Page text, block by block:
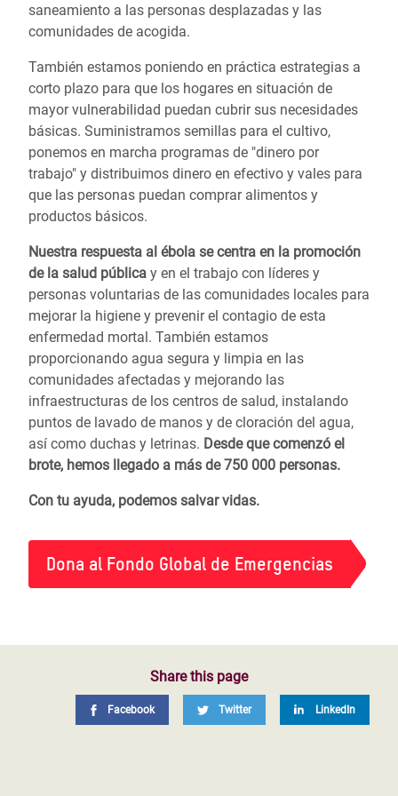
saneamiento a las personas desplazadas y las
comunidades de acogida.
También estamos poniendo en práctica estrategias a
corto plazo para que los hogares en situación de
mayor vulnerabilidad puedan cubrir sus necesidades
básicas. Suministramos semillas para el cultivo,
ponemos en marcha programas de "dinero por
trabajo" y distribuimos dinero en efectivo y vales para
que las personas puedan comprar alimentos y
productos básicos.
Nuestra respuesta al ébola se centra en la promoción
de la salud pública y en el trabajo con líderes y
personas voluntarias de las comunidades locales para
mejorar la higiene y prevenir el contagio de esta
enfermedad mortal. También estamos
proporcionando agua segura y limpia en las
comunidades afectadas y mejorando las
infraestructuras de los centros de salud, instalando
puntos de lavado de manos y de cloración del agua,
así como duchas y letrinas. Desde que comenzó el
brote, hemos llegado a más de 750 000 personas.
Con tu ayuda, podemos salvar vidas.
Dona al Fondo Global de Emergencias
Share this page
Facebook Twitter LinkedIn